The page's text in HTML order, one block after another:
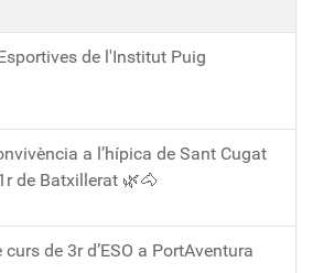
de l'Institut Puig
a l’hípica de Sant Cugat
de Batxillerat 🌿🐴
de 3r d’ESO a PortAventura